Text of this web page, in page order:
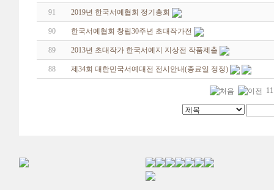
91 2019년 한국서예협회 정기총회
90 한국서예협회 창립30주년 초대작가전
89 2013년 초대작가 한국서예지 지상전 작품제출
88 제34회 대한민국서예대전 전시안내(종료일 정정)
11